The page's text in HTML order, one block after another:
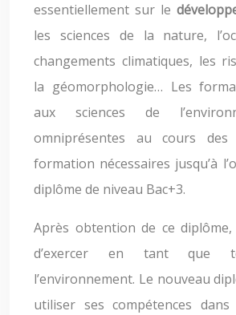
essentiellement sur le
les sciences de la nature,
changements climatiques, les
la géomorphologie… Les
aux sciences de
omniprésentes au cours
formation nécessaires jusqu’à
diplôme de niveau Bac+3.
Après obtention de ce
d’exercer en tant que
l’environnement. Le nouveau
utiliser ses compétences dans